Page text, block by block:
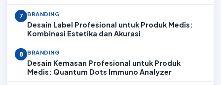
7 BRANDING
Desain Label Profesional untuk Produk Medis:
Kombinasi Estetika dan Akurasi
8 BRANDING
Desain Kemasan Profesional untuk Produk
Medis: Quantum Dots Immuno Analyzer